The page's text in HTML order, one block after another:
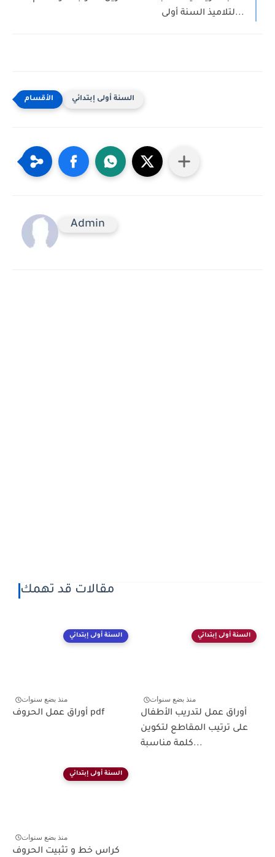
لتلاميذ السنة أولى...
السنة أولى إبتدائي
Admin
مقالات قد تهمك
السنة أولى إبتدائي
منذ بضع سنوات
أوراق عمل الحروف pdf
السنة أولى إبتدائي
منذ بضع سنوات
أوراق عمل لتدريب الأطفال
على ترتيب المقاطع لتكوين
كلمة مناسبة...
السنة أولى إبتدائي
منذ بضع سنوات
كراس خط و تثبيت الحروف